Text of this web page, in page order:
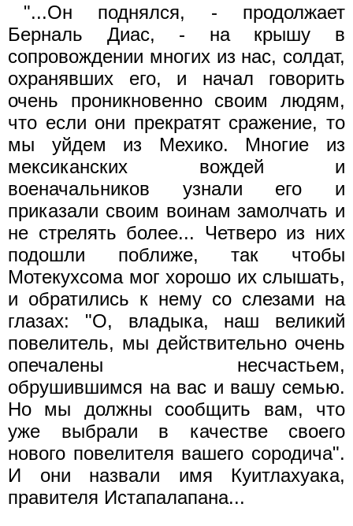
"...Он поднялся, - продолжает
Берналь Диас, - на крышу в
сопровождении многих из нас, солдат,
охранявших его, и начал говорить
очень проникновенно своим людям,
что если они прекратят сражение, то
мы уйдем из Мехико. Многие из
мексиканских вождей и
военачальников узнали его и
приказали своим воинам замолчать и
не стрелять более... Четверо из них
подошли поближе, так чтобы
Мотекухсома мог хорошо их слышать,
и обратились к нему со слезами на
глазах: "О, владыка, наш великий
повелитель, мы действительно очень
опечалены несчастьем,
обрушившимся на вас и вашу семью.
Но мы должны сообщить вам, что
уже выбрали в качестве своего
нового повелителя вашего сородича".
И они назвали имя Куитлахуака,
правителя Истапалапана...